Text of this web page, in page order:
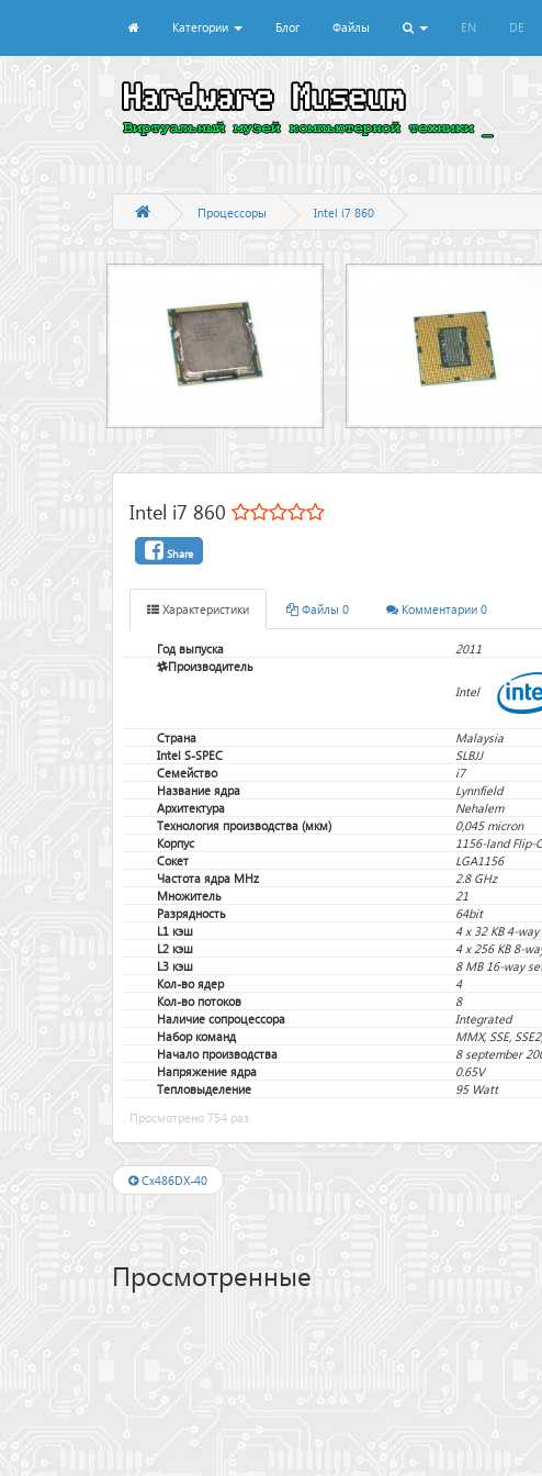
Категории Блог Файлы EN DE
Процессоры Intel i7 860
Intel i7 860
Share
Характеристики Файлы 0 Комментарии 0
Год выпуска
2011
Производитель
Intel
Страна
Malaysia
Intel S-SPEC
SLBJJ
Семейство
i7
Название ядра
Lynnfield
Архитектура
Nehalem
Технология производства (мкм)
0,045 micron
Корпус
1156-land Flip-
Сокет
LGA1156
Частота ядра MHz
2.8 GHz
Множитель
21
Разрядность
64bit
L1 кэш
4 x 32 KB 4-
L2 кэш
4 x 256 KB 8-
L3 кэш
8 MB 16-way
Кол-во ядер
4
Кол-во потоков
8
Наличие сопроцессора
Integrated
Набор команд
MMX, SSE,
Начало производства
8 september
Напряжение ядра
0.65V
Тепловыделение
95 Watt
Просмотрено 754 раз
Cx486DX-40
Просмотренные